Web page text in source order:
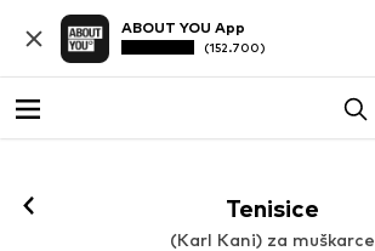
ABOUT YOU App
(152.700)
Tenisice
(Karl Kani) za muškarce